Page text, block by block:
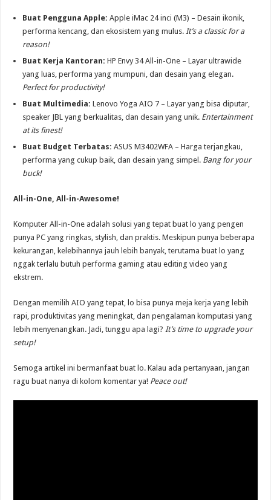
Buat Pengguna Apple: Apple iMac 24 inci (M3) – Desain ikonik,
performa kencang, dan ekosistem yang mulus. It’s a classic for a
reason!
Buat Kerja Kantoran: HP Envy 34 All-in-One – Layar ultrawide
yang luas, performa yang mumpuni, dan desain yang elegan.
Perfect for productivity!
Buat Multimedia: Lenovo Yoga AIO 7 – Layar yang bisa diputar,
speaker JBL yang berkualitas, dan desain yang unik. Entertainment
at its finest!
Buat Budget Terbatas: ASUS M3402WFA – Harga terjangkau,
performa yang cukup baik, dan desain yang simpel. Bang for your
buck!
All-in-One, All-in-Awesome!
Komputer All-in-One adalah solusi yang tepat buat lo yang pengen
punya PC yang ringkas, stylish, dan praktis. Meskipun punya beberapa
kekurangan, kelebihannya jauh lebih banyak, terutama buat lo yang
nggak terlalu butuh performa gaming atau editing video yang
ekstrem.
Dengan memilih AIO yang tepat, lo bisa punya meja kerja yang lebih
rapi, produktivitas yang meningkat, dan pengalaman komputasi yang
lebih menyenangkan. Jadi, tunggu apa lagi? It’s time to upgrade your
setup!
Semoga artikel ini bermanfaat buat lo. Kalau ada pertanyaan, jangan
ragu buat nanya di kolom komentar ya! Peace out!